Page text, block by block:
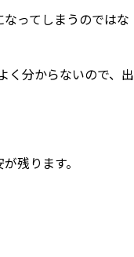
ってしまうのではな
く分からないので、出
残ります。